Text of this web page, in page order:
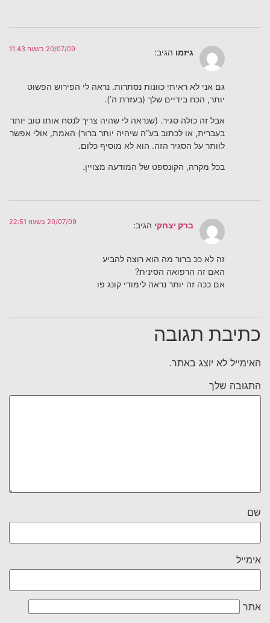
גיזמו הגיב: 20/07/09 בשעה 11:43
גם אני לא ראיתי כוונות נסתרות. נראה לי הפירוש הפשוט
יותר, הכח בידיים שלך (בעזרת ה’).
אבל זה כולה סגיר. (שנראה לי שהיה צריך לנסח אותו טוב יותר
בעברית, או לכתוב בע”ה שיהיה יותר ברור) האמת, אולי אפשר
לוותר על הסגיר הזה. הוא לא מוסיף כלום.
בכל מקרה, הקונספט של המודעה מצויין.
ברק יצחקי הגיב: 20/07/09 בשעה 22:51
זה לא ככ ברור מה הוא רוצה להביע
האם זה הרפואה הסינית?
אם ככה זה יותר נראה לימודי קונג פו
כתיבת תגובה
האימייל לא יוצג באתר.
התגובה שלך
שם
אימייל
אתר